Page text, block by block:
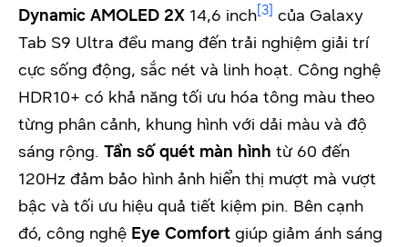
Dynamic AMOLED 2X 14,6 inch [3] của Galaxy
Tab S9 Ultra đều mang đến trải nghiệm giải trí
cực sống động, sắc nét và linh hoạt. Công nghệ
HDR10+ có khả năng tối ưu hóa tông màu theo
từng phân cảnh, khung hình với dải màu và độ
sáng rộng. Tần số quét màn hình từ 60 đến
120Hz đảm bảo hình ảnh hiển thị mượt mà vượt
bậc và tối ưu hiệu quả tiết kiệm pin. Bên cạnh
đó, công nghệ Eye Comfort giúp giảm ánh sáng